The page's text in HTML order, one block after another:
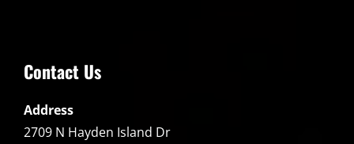
Contact Us
Address
2709 N Hayden Island Dr